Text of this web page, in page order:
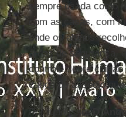
sempre usada como
com as casas, com
onde os alunos
áreas de segurança,
controle sobre
casos de assédio
Por tudo isso,